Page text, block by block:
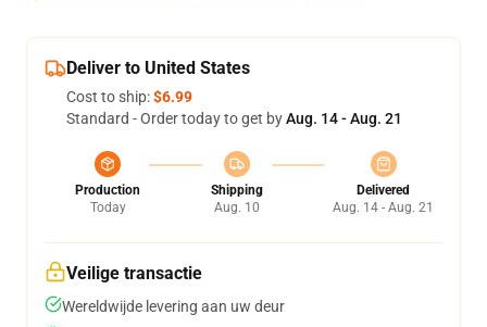
Deliver to United States
Cost to ship:$6.99
Standard - Order today to get byAug. 14 - Aug. 21
Production
Today
Shipping
Aug. 10
Delivered
Aug. 14 - Aug. 21
Veilige transactie
Wereldwijde levering aan uw deur